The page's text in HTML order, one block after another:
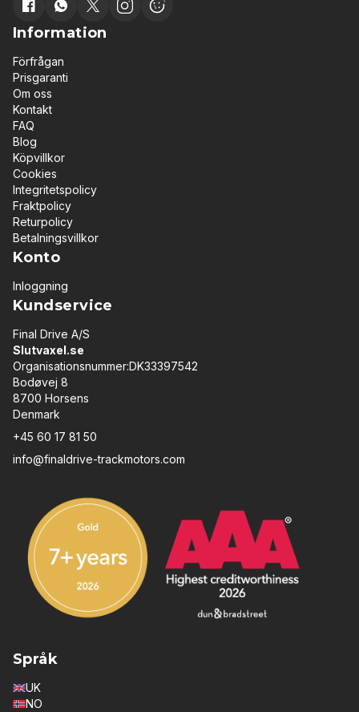
Information
Förfrågan
Prisgaranti
Om oss
Kontakt
FAQ
Blog
Köpvillkor
Cookies
Integritetspolicy
Fraktpolicy
Returpolicy
Betalningsvillkor
Konto
Inloggning
Kundservice
Final Drive A/S
Slutvaxel.se
Organisationsnummer:DK33397542
Bodøvej 8
8700 Horsens
Denmark
+45 60 17 81 50
info@finaldrive-trackmotors.com
Språk
UK
NO